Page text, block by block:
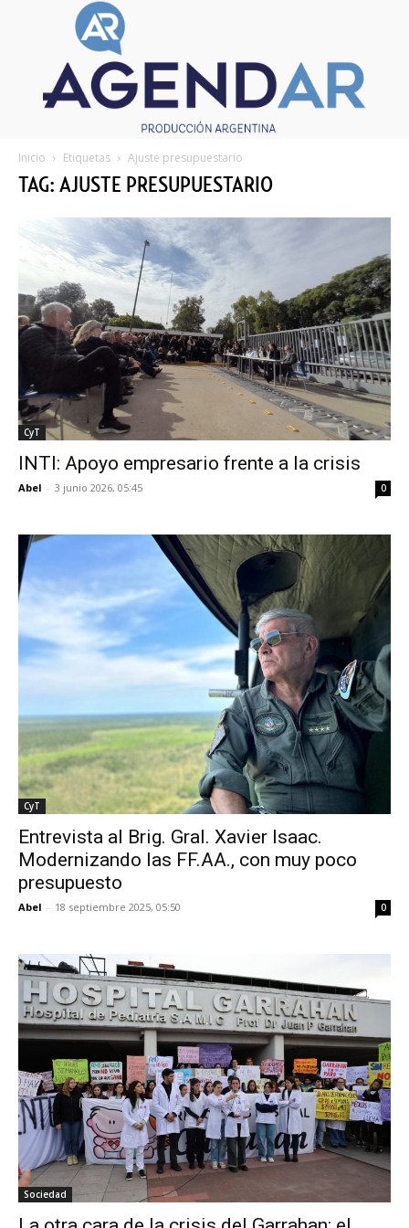
Inicio Etiquetas Ajuste presupuestario
TAG: AJUSTE PRESUPUESTARIO
CyT
INTI: Apoyo empresario frente a la crisis
Abel - 3 junio 2026, 05:45 0
CyT
Entrevista al Brig. Gral. Xavier Isaac.
Modernizando las FF.AA., con muy poco
presupuesto
Abel - 18 septiembre 2025, 05:50 0
Sociedad